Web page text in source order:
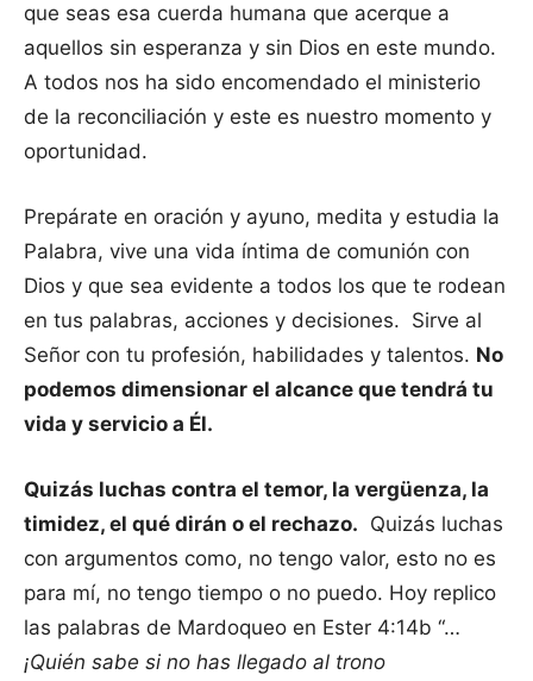
que seas esa cuerda humana que acerque a
aquellos sin esperanza y sin Dios en este mundo.
A todos nos ha sido encomendado el ministerio
de la reconciliación y este es nuestro momento y
oportunidad.
Prepárate en oración y ayuno, medita y estudia la
Palabra, vive una vida íntima de comunión con
Dios y que sea evidente a todos los que te rodean
en tus palabras, acciones y decisiones. Sirve al
Señor con tu profesión, habilidades y talentos. No
podemos dimensionar el alcance que tendrá tu
vida y servicio a Él.
Quizás luchas contra el temor, la vergüenza, la
timidez, el qué dirán o el rechazo. Quizás luchas
con argumentos como, no tengo valor, esto no es
para mí, no tengo tiempo o no puedo. Hoy replico
las palabras de Mardoqueo en Ester 4:14b “…
¡Quién sabe si no has llegado al trono